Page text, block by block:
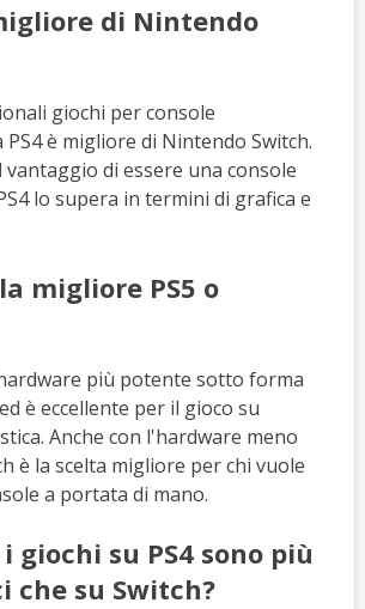
di Nintendo
giochi per console
PS4 è migliore di Nintendo Switch.
vantaggio di essere una console
lo supera in termini di grafica e
migliore PS5 o
più potente sotto forma
è eccellente per il gioco su
Anche con l'hardware meno
è la scelta migliore per chi vuole
a portata di mano.
giochi su PS4 sono più
che su Switch?